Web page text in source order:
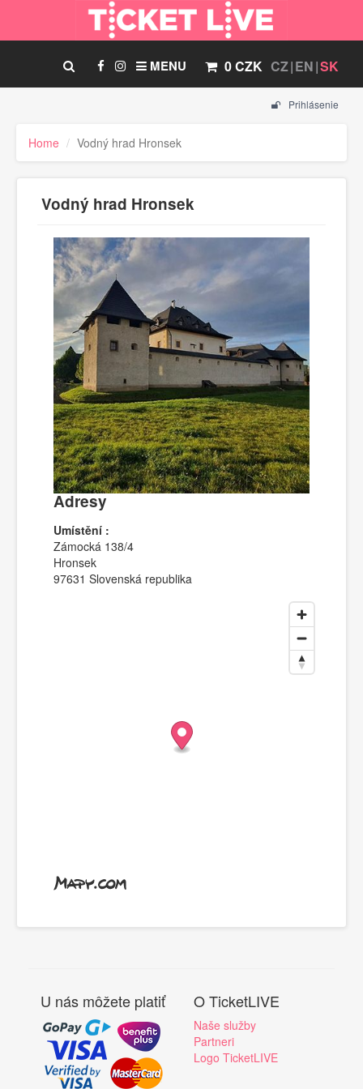
CZ EN SK
0 CZK
MENU
Prihlásenie
Home Vodný hrad Hronsek
Vodný hrad Hronsek
Adresy
Umístění :
Zámocká 138/4
Hronsek
97631 Slovenská republika
U nás môžete platiť O TicketLIVE
Naše služby
Partneri
Logo TicketLIVE